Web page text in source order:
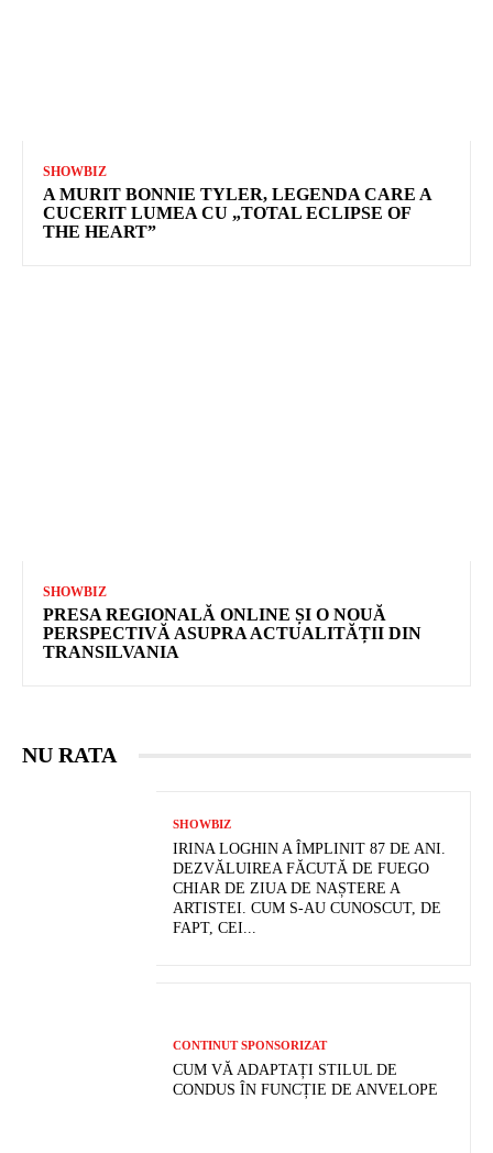
SHOWBIZ
A MURIT BONNIE TYLER, LEGENDA CARE A
CUCERIT LUMEA CU „TOTAL ECLIPSE OF
THE HEART”
SHOWBIZ
PRESA REGIONALĂ ONLINE ȘI O NOUĂ
PERSPECTIVĂ ASUPRA ACTUALITĂȚII DIN
TRANSILVANIA
NU RATA
SHOWBIZ
IRINA LOGHIN A ÎMPLINIT 87 DE ANI.
DEZVĂLUIREA FĂCUTĂ DE FUEGO
CHIAR DE ZIUA DE NAȘTERE A
ARTISTEI. CUM S-AU CUNOSCUT, DE
FAPT, CEI...
CONTINUT SPONSORIZAT
CUM VĂ ADAPTAȚI STILUL DE
CONDUS ÎN FUNCȚIE DE ANVELOPE